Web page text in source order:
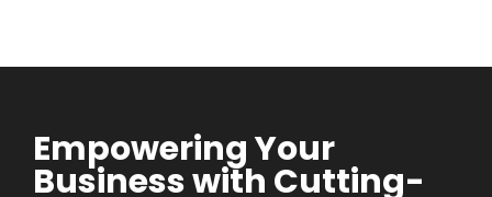
Empowering Your
Business with Cutting-